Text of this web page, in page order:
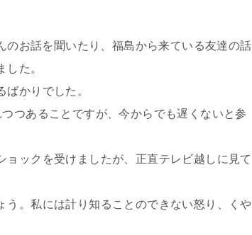
お話を聞いたり、福島から来ている友達の話
た。
かりでした。
つあることですが、今からでも遅くないと参
ックを受けましたが、正直テレビ越しに見て
。私には計り知ることのできない怒り、くや